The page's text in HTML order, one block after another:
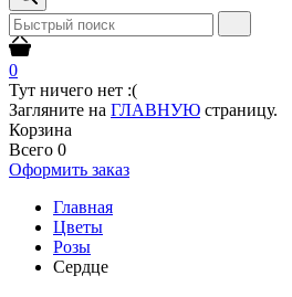
0
Тут ничего нет :(
Загляните на ГЛАВНУЮ страницу.
Корзина
Всего 0
Оформить заказ
Главная
Цветы
Розы
Сердце